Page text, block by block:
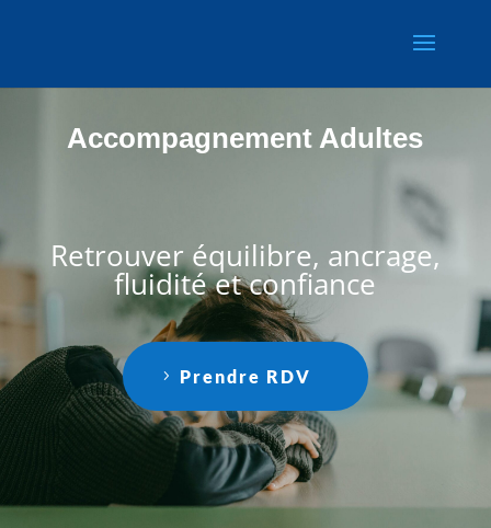
Accompagnement Adultes
Retrouver équilibre, ancrage,
fluidité et confiance
Prendre RDV